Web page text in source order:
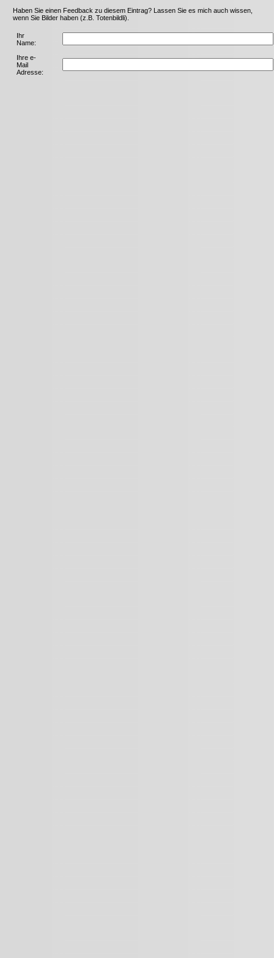
Haben Sie einen Feedback zu diesem Eintrag? Lassen Sie es mich auch wissen,
wenn Sie Bilder haben (z.B. Totenbildli).
Ihr
Name:
Ihre e-
Mail
Adresse: